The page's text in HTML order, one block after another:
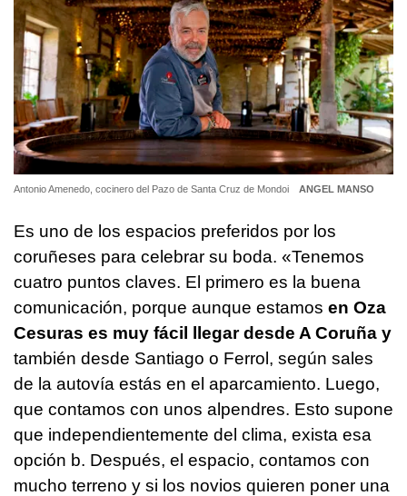
Antonio Amenedo, cocinero del Pazo de Santa Cruz de Mondoi ANGEL MANSO
Es uno de los espacios preferidos por los
coruñeses para celebrar su boda. «Tenemos
cuatro puntos claves. El primero es la buena
comunicación, porque aunque estamos en Oza
Cesuras es muy fácil llegar desde A Coruña y
también desde Santiago o Ferrol, según sales
de la autovía estás en el aparcamiento. Luego,
que contamos con unos alpendres. Esto supone
que independientemente del clima, exista esa
opción b. Después, el espacio, contamos con
mucho terreno y si los novios quieren poner una